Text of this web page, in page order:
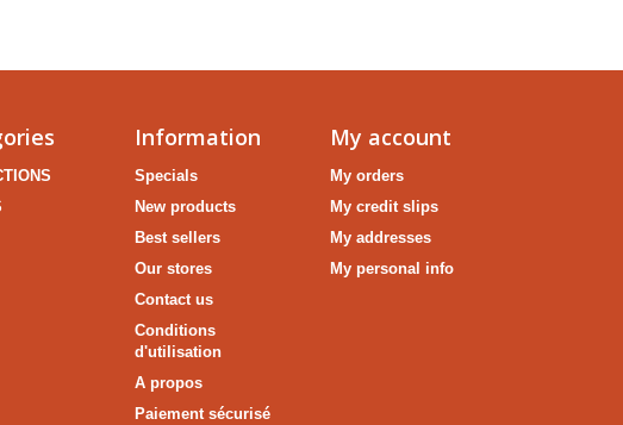
Information
Specials
New products
Best sellers
Our stores
Contact us
Conditions
d'utilisation
A propos
Paiement sécurisé
My account
My orders
My credit slips
My addresses
My personal info